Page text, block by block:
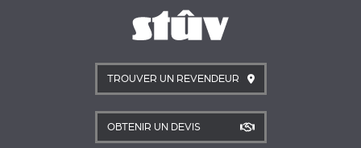
TROUVER UN REVENDEUR
OBTENIR UN DEVIS